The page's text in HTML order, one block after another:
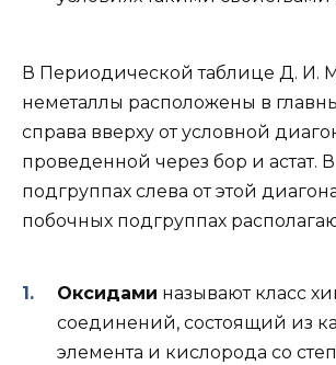
В Периодической таблице Д. И.
неметаллы расположены в
справа вверху от условной
проведенной через бор и астат.
подгруппах слева от этой
побочных подгруппах
Оксидами называют класс
соединений, состоящий из
элемента и кислорода со